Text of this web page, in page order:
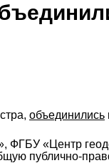
объединились
ФГБУ «Центр
публично-